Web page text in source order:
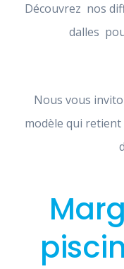
Découvrez nos
dalles
Nous vous
modèle qui